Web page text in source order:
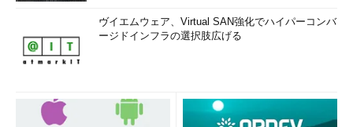
ヴイエムウェア、Virtual SAN強化でハイパーコンバ
ージドインフラの選択肢広げる